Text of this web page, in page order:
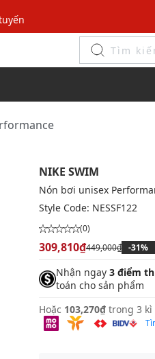
mới!
NIKE SWIM
Nón bơi unisex
Style Code: NESSF122
(0)
309,810₫449,000₫ -31%
Nhận ngay 3 điểm
toán cho sản phẩm
Hoặc 103,270₫ trong 3 kì